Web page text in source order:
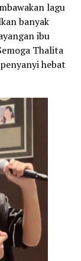
lagu
banyak
ibu
Thalita
hebat